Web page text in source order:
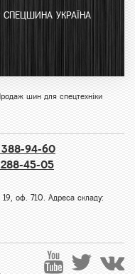
СПЕЦШИНА УКРАЇНА
шин для спецтехніки
94-60
45-05
оф. 710. Адреса складу: